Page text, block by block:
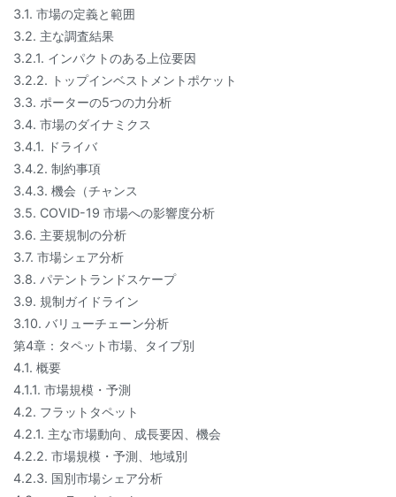
3.1. 市場の定義と範囲
3.2. 主な調査結果
3.2.1. インパクトのある上位要因
3.2.2. トップインベストメントポケット
3.3. ポーターの5つの力分析
3.4. 市場のダイナミクス
3.4.1. ドライバ
3.4.2. 制約事項
3.4.3. 機会（チャンス
3.5. COVID-19 市場への影響度分析
3.6. 主要規制の分析
3.7. 市場シェア分析
3.8. パテントランドスケープ
3.9. 規制ガイドライン
3.10. バリューチェーン分析
第4章：タペット市場、タイプ別
4.1. 概要
4.1.1. 市場規模・予測
4.2. フラットタペット
4.2.1. 主な市場動向、成長要因、機会
4.2.2. 市場規模・予測、地域別
4.2.3. 国別市場シェア分析